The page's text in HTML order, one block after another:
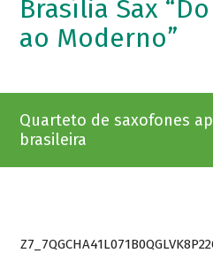
Brasília Sax
ao Moderno”
Quarteto de saxofones
brasileira